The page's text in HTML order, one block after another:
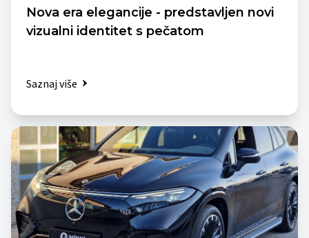
Nova era elegancije - predstavljen novi
vizualni identitet s pečatom
Saznaj više